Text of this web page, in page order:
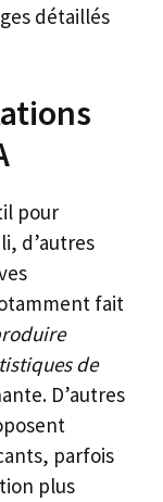
détaillés
pour
d’autres
fait
de
D’autres
parfois
plus